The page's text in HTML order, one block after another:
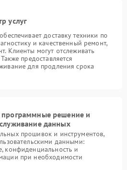
услуг
доставку техники по
и качественный ремонт,
Клиенты могут отслеживать
предоставляется
для продления срока
решение и
данных
прошивок и инструментов,
данными:
конфиденциальность и
при необходимости